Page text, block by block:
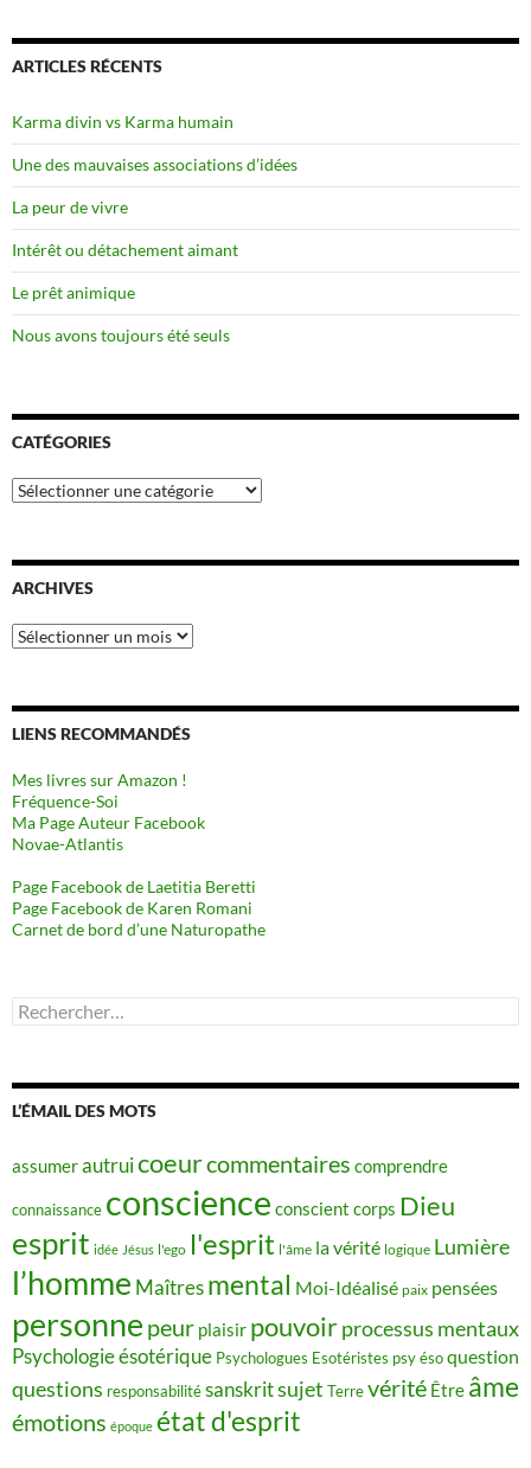
ARTICLES RÉCENTS
Karma divin vs Karma humain
Une des mauvaises associations d’idées
La peur de vivre
Intérêt ou détachement aimant
Le prêt animique
Nous avons toujours été seuls
CATÉGORIES
Catégories
ARCHIVES
Archives
LIENS RECOMMANDÉS
Mes livres sur Amazon !
Fréquence-Soi
Ma Page Auteur Facebook
Novae-Atlantis
Page Facebook de Laetitia Beretti
Page Facebook de Karen Romani
Carnet de bord d’une Naturopathe
Rechercher :
L’ÉMAIL DES MOTS
assumerautruicoeurcommentaires comprendre
connaissance conscience conscient corps Dieu
esprit idée Jésus l'ego l'esprit l'âme la vérité logique Lumière
l’homme Maîtres mental Moi-Idéalisé paix pensées
personne peur plaisir pouvoirprocessus mentaux
Psychologie ésotérique Psychologues Esotéristes psy ésoquestion
questions responsabilitésanskritsujet Terrevérité Être âme
émotions époque état d'esprit